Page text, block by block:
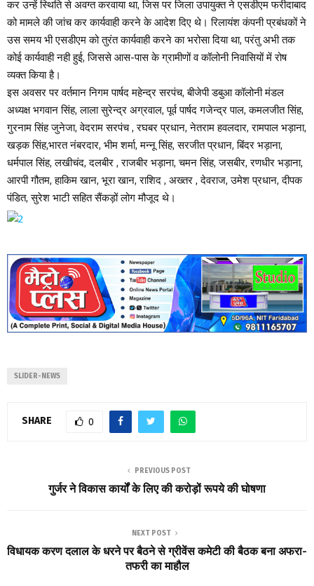
कर उन्हें स्थिति से अवग्त करवाया था, जिस पर जिला उपायुक्त ने एसडीएम फरीदाबाद
को मामले की जांच कर कार्यवाही करने के आदेश दिए थे। रिलायंश कंपनी प्रबंधकों ने
उस समय भी एसडीएम को तुरंत कार्यवाही करने का भरोसा दिया था, परंतु अभी तक
कोई कार्यवाही नही हुई, जिससे आस-पास के ग्रामीणों व कॉलोनी निवासियों में रोष
व्यक्त किया है।
इस अवसर पर वर्तमान निगम पार्षद महेन्द्र सरपंच, बीजेपी डबुआ कॉलोनी मंडल
अध्यक्ष भगवान सिंह, लाला सुरेन्द्र अग्रवाल, पूर्व पार्षद गजेन्द्र पाल, कमलजीत सिंह,
गुरनाम सिंह जुनेजा, वेदराम सरपंच , रघबर प्रधान, नेतराम हवलदार, रामपाल भड़ाना,
खड़क सिंह,भारत नंबरदार, भीम शर्मा, मन्नू सिंह, सरजीत प्रधान, बिंदर भड़ाना,
धर्मपाल सिंह, लखीचंद, दलबीर , राजबीर भड़ाना, चमन सिंह, जसबीर, रणधीर भड़ाना,
आरपी गौतम, हाकिम खान, भूरा खान, राशिद , अख्तर , देवराज, उमेश प्रधान, दीपक
पंडित, सुरेश भाटी सहित सैंकड़ों लोग मौजूद थे।
SLIDER-NEWS
SHARE 0
PREVIOUS POST
गुर्जर ने विकास कार्यों के लिए की करोड़ों रूपये की घोषणा
NEXT POST
विधायक करण दलाल के धरने पर बैठने से ग्रीवेंस कमेटी की बैठक बना अफरा-
तफरी का माहौल